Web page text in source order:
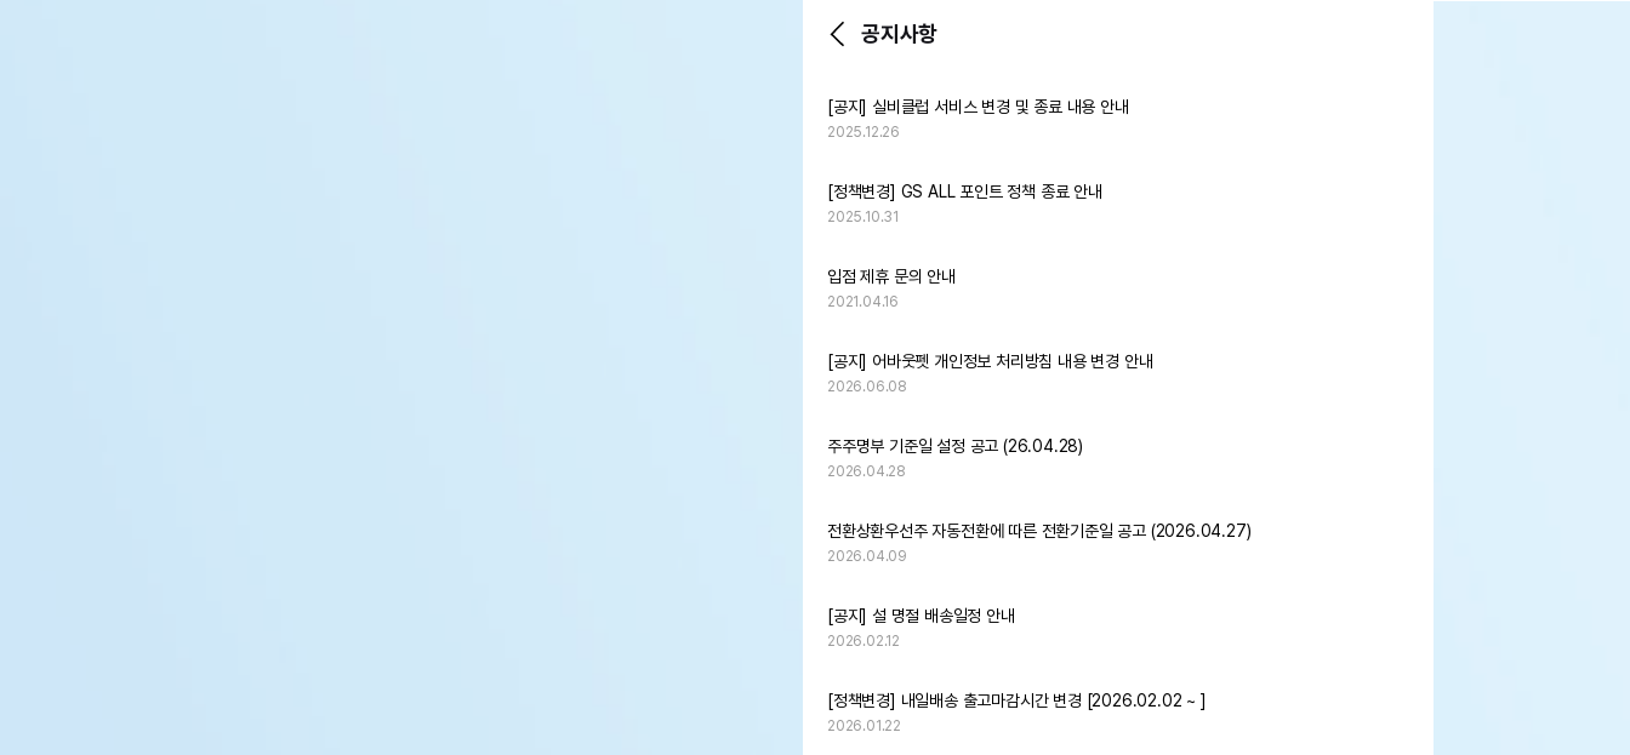
공지사항
[공지] 실비클럽 서비스 변경 및 종료 내용 안내
2025.12.26
[정책변경] GS ALL 포인트 정책 종료 안내
2025.10.31
입점 제휴 문의 안내
2021.04.16
[공지] 어바웃펫 개인정보 처리방침 내용 변경 안내
2026.06.08
주주명부 기준일 설정 공고 (26.04.28)
2026.04.28
전환상환우선주 자동전환에 따른 전환기준일 공고 (2026.04.27)
2026.04.09
[공지] 설 명절 배송일정 안내
2026.02.12
[정책변경] 내일배송 출고마감시간 변경 [2026.02.02 ~ ]
2026.01.22